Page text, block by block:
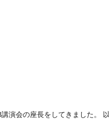
演会の座長をしてきました。